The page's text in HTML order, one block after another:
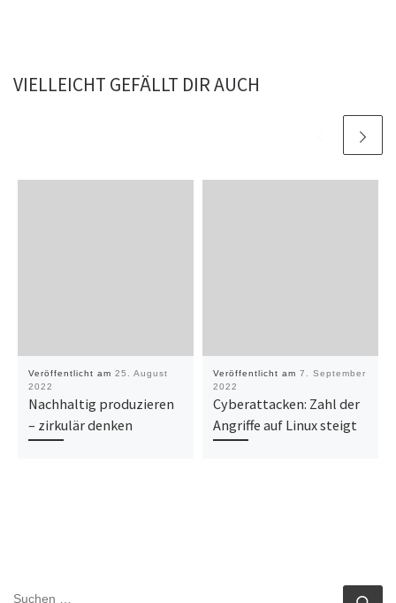
VIELLEICHT GEFÄLLT DIR AUCH
Veröffentlicht am 25. August
2022
Nachhaltig produzieren
– zirkulär denken
Veröffentlicht am 7. September
2022
Cyberattacken: Zahl der
Angriffe auf Linux steigt
SUCHE